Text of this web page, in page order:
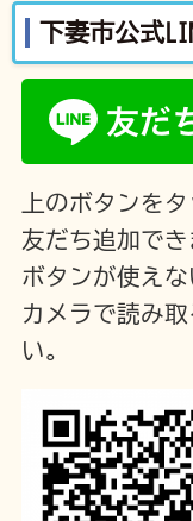
下妻市公式
上のボタンを
友だち追加でき
ボタンが使え
カメラで読み
い。